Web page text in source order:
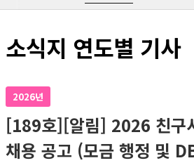
소식지 연도별 기사
2026년
[189호][알림] 2026 친구
채용 공고 (모금 행정 및